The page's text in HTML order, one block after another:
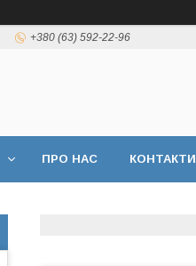
+380 (63) 592-22-96
ПРО НАС КОНТАКТИ